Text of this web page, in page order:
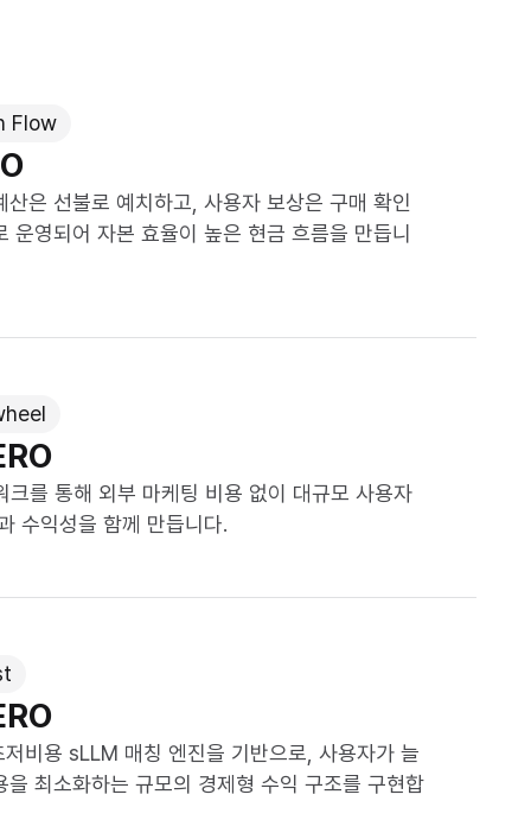
Flow
산은 선불로 예치하고, 사용자 보상은 구매 확인
운영되어 자본 효율이 높은 현금 흐름을 만듭니
크를 통해 외부 마케팅 비용 없이 대규모 사용자
수익성을 함께 만듭니다.
저비용 sLLM 매칭 엔진을 기반으로, 사용자가 늘
을 최소화하는 규모의 경제형 수익 구조를 구현합